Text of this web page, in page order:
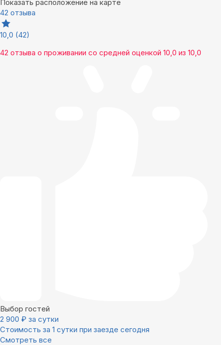
Показать расположение на карте
42 отзыва
10,0 (42)
42 отзыва о проживании со средней оценкой 10,0 из 10,0
Выбор гостей
2 900 ₽ за сутки
Стоимость за 1 сутки при заезде сегодня
Смотреть все